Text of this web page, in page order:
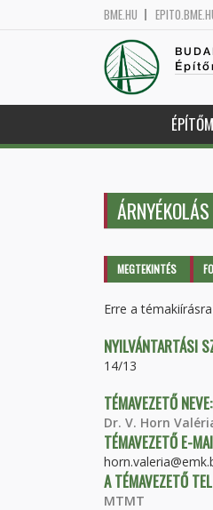
BME.HU
Elsődleges
MEGTEKINTÉS (AKTÍV
Erre a
NYILVÁNTARTÁSI
14/13
TÉMAVEZETŐ NEVE:
Dr. V. Horn
TÉMAVEZETŐ E-
A TÉMAVEZETŐ
MTMT